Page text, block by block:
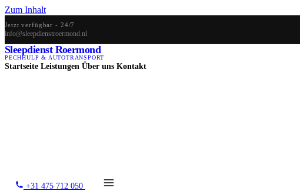
Zum Inhalt
Jetzt verfügbar - 24/7
info@sleepdienstroermond.nl
Sleepdienst Roermond
PECHHULP & AUTOTRANSPORT
Startseite Leistungen Über uns Kontakt
+31 475 712 050